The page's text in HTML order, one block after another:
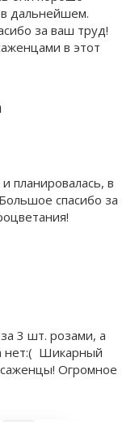
дальнейшем.
за ваш труд!
в этот
планировалась, в
спасибо за
3 шт. розами, а
нет:( Шикарный
Огромное